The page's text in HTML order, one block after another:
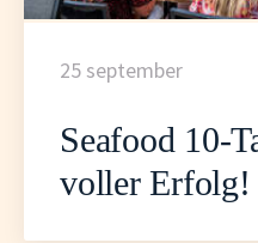
25 september
Seafood 10-
voller Erfolg!